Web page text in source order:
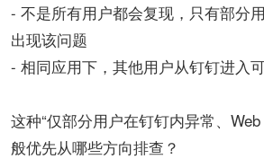
- 不是所有用户都会复现，只有部分
出现该问题
- 相同应用下，其他用户从钉钉进入
这种“仅部分用户在钉钉内异常、
般优先从哪些方向排查？